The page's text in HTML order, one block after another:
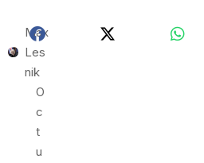
Max
Les
Nik
O
C
T
U